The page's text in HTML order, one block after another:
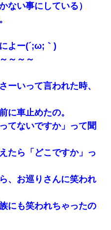
4歳児を託児 俺嫁はそこまで気
が俺嫁に懐くので最後らへん
えに来た翌日…
連れ込んだｗｗｗｗｗ」俺
クを突破してマンションに入
の前で喚いてて滅茶苦茶うる
時に離婚したんだけど、一昨
てきた。
「もしもし、玄関にもシャッ
ボタン押してｗ」→ 待つこと１
たね…部屋くる？」ワイ「行
ない事にしている）
よー(´;ω;｀)
～～～
ーいって言われた時、
に車止めたの。
てないですか」って聞
たら「どこですか」っ
、お巡りさんに笑われ
にも笑われちゃったの